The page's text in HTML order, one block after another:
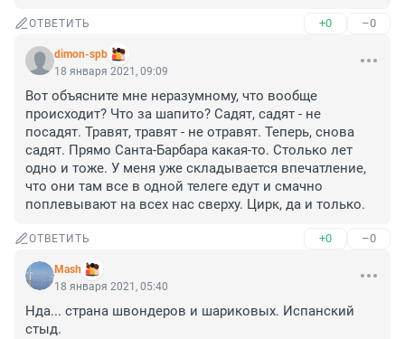
ОТВЕТИТЬ +0 –0
dimon-spb
18 января 2021, 09:09
Вот объясните мне неразумному, что вообще
происходит? Что за шапито? Садят, садят - не
посадят. Травят, травят - не отравят. Теперь, снова
садят. Прямо Санта-Барбара какая-то. Столько лет
одно и тоже. У меня уже складывается впечатление,
что они там все в одной телеге едут и смачно
поплевывают на всех нас сверху. Цирк, да и только.
ОТВЕТИТЬ +0 –0
Mash
18 января 2021, 05:40
Нда... страна швондеров и шариковых. Испанский
стыд.